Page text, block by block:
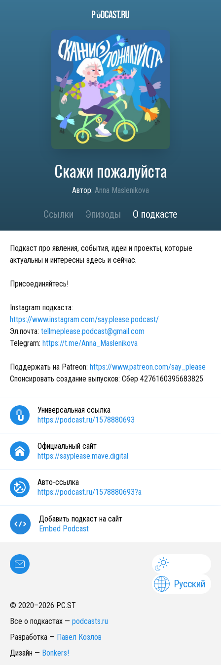
Скажи пожалуйста
Автор: Anna Maslenikova
Ссылки Эпизоды О подкасте
Подкаст про явления, события, идеи и проекты, которые
актуальны и интересны здесь и сейчас.
Присоединяйтесь!
Instagram подкаста:
https://www.instagram.com/say.please.podcast/
Эл.почта: tellmeplease.podcast@gmail.com
Telegram: https://t.me/Anna_Maslenikova
Поддержать на Patreon: https://www.patreon.com/say_please
Спонсировать создание выпусков: Сбер 4276160395683825
Универсальная ссылка
https://podcast.ru/1578880693
Официальный сайт
https://sayplease.mave.digital
Авто-ссылка
https://podcast.ru/1578880693?a
Добавить подкаст на сайт
Embed Podcast
Русский
© 2020–2026 PC.ST
Все о подкастах — podcasts.ru
Разработка — Павел Козлов
Дизайн — Bonkers!